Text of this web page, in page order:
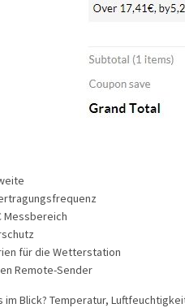
Messbereich
für die Wetterstation
Remote-Sender
im Blick? Temperatur,